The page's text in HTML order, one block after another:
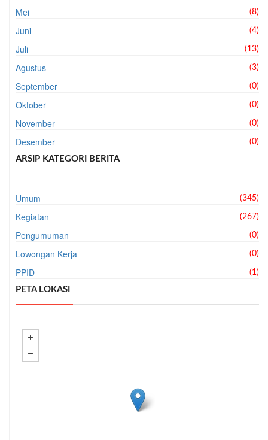
Mei (8)
Juni (4)
Juli (13)
Agustus (3)
September (0)
Oktober (0)
November (0)
Desember (0)
ARSIP KATEGORI BERITA
Umum (345)
Kegiatan (267)
Pengumuman (0)
Lowongan Kerja (0)
PPID (1)
PETA LOKASI